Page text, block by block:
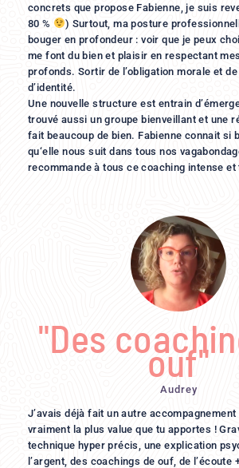
concrets que propose Fabienne, je suis
80 %
) Surtout, ma posture
bouger en profondeur : voir que je peux
me font du bien et plaisir en respectant
profonds. Sortir de l’obligation morale et
d’identité.
Une nouvelle structure est entrain
trouvé aussi un groupe bienveillant et une
fait beaucoup de bien. Fabienne connait si
qu‘elle nous suit dans tous nos
recommande à tous ce coaching intense
"Des
ouf"
Audrey
J’avais déjà fait un autre
vraiment la plus value que tu apportes !
technique hyper précis, une explication
l’argent, des coachings de ouf, de l’écoute